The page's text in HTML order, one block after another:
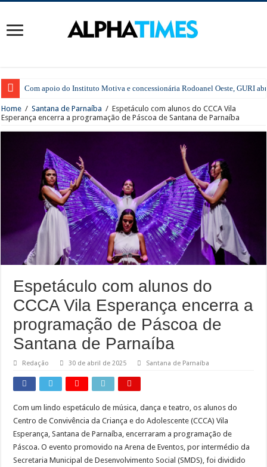
Com apoio do Instituto Motiva e concessionária Rodoanel Oeste, GURI
Home / Santana de Parnaíba / Espetáculo com alunos do CCCA Vila
Esperança encerra a programação de Páscoa de Santana de Parnaíba
Espetáculo com alunos do
CCCA Vila Esperança encerra a
programação de Páscoa de
Santana de Parnaíba
Redação 30 de abril de 2025 Santana de Parnaíba
Com um lindo espetáculo de música, dança e teatro, os alunos do
Centro de Convivência da Criança e do Adolescente (CCCA) Vila
Esperança, Santana de Parnaíba, encerraram a programação de
Páscoa. O evento promovido na Arena de Eventos, por intermédio da
Secretaria Municipal de Desenvolvimento Social (SMDS), foi dividido